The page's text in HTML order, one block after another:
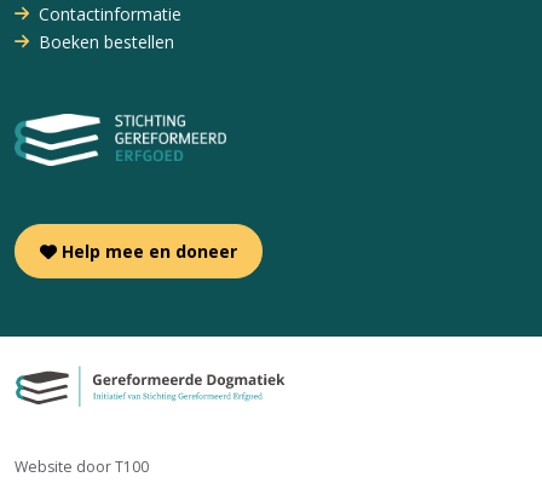
Contactinformatie
Boeken bestellen
Help mee en doneer
Website door T100